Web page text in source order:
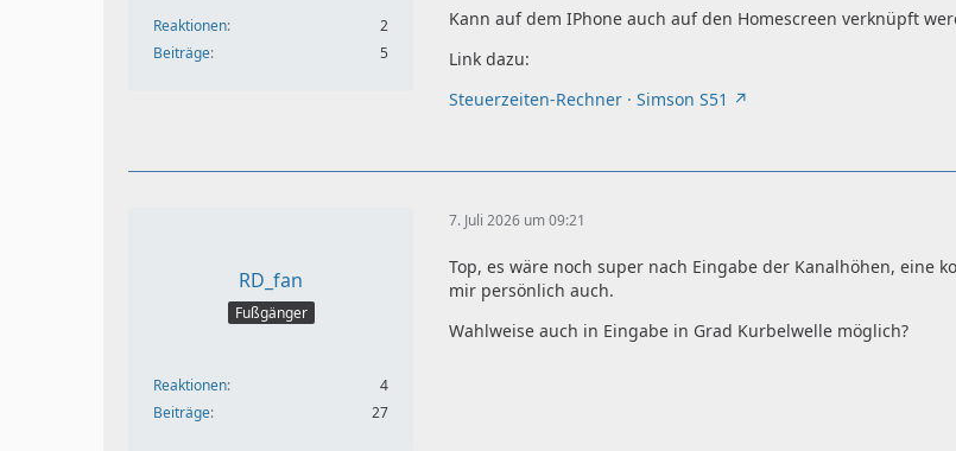
Reaktionen
2
Beiträge
5
Kann auf dem IPhone auch auf den Homescreen verknüpft
Link dazu:
Steuerzeiten-Rechner · Simson S51
RD_fan
Fußgänger
Reaktionen
4
Beiträge
27
7. Juli 2026 um 09:21
Top, es wäre noch super nach Eingabe der Kanalhöhen, eine
mir persönlich auch.
Wahlweise auch in Eingabe in Grad Kurbelwelle möglich?